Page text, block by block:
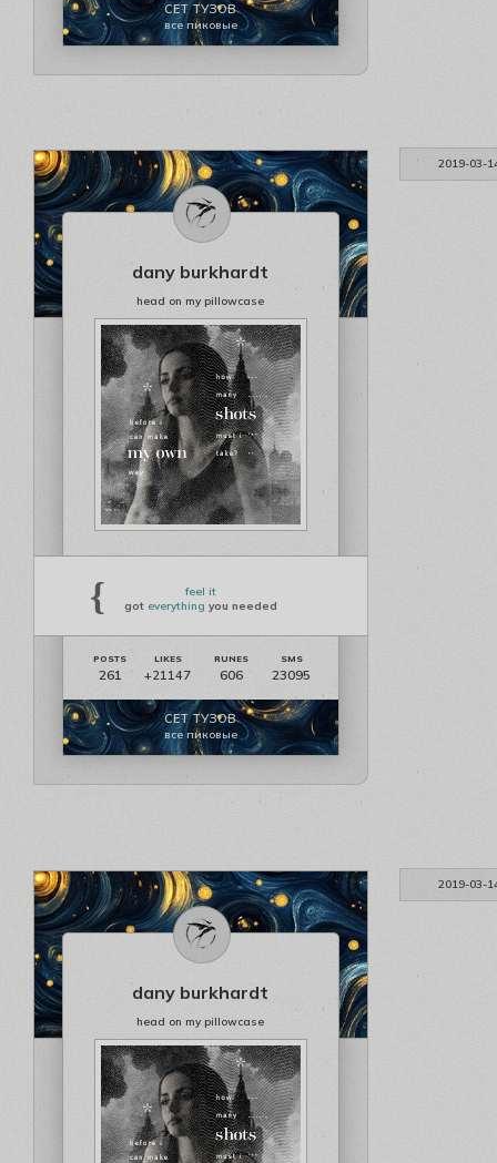
СЕТ ТУЗОВ
все пиковые
2019-03-
dany burkhardt
head on my pillowcase
{
feel it
got everything you needed
261 +21147 606 23095
СЕТ ТУЗОВ
все пиковые
2019-03-
dany burkhardt
head on my pillowcase